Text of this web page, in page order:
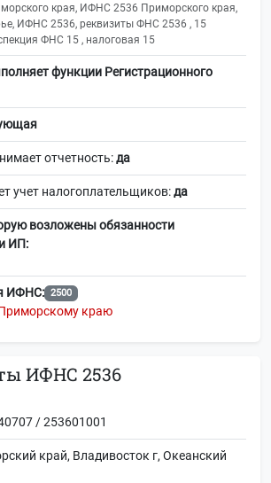
края, ИФНС 2536 Приморского края,
ИФНС 2536, реквизиты ФНС 2536 , 15
ФНС 15 , налоговая 15
функции Регистрационного
отчетность:да
учет налогоплательщиков:да
возложены обязанности
ИП:
ИФНС: 2500
краю
ИФНС 2536
/ 253601001
край, Владивосток г, Океанский